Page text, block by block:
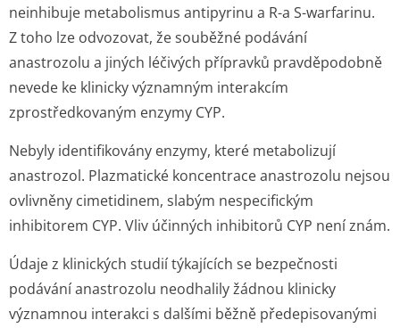
neinhibuje metabolismus antipyrinu a R-a S-warfarinu.
Z toho lze odvozovat, že souběžné podávání
anastrozolu a jiných léčivých přípravků pravděpodobně
nevede ke klinicky významným interakcím
zprostředkovaným enzymy CYP.
Nebyly identifikovány enzymy, které metabolizují
anastrozol. Plazmatické koncentrace anastrozolu nejsou
ovlivněny cimetidinem, slabým nespecifickým
inhibitorem CYP. Vliv účinných inhibitorů CYP není znám.
Údaje z klinických studií týkajících se bezpečnosti
podávání anastrozolu neodhalily žádnou klinicky
významnou interakci s dalšími běžně předepisovanými